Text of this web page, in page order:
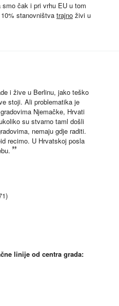
čak i pri vrhu EU u tom
stanovništva trajno živi u
i žive u Berlinu, jako teško
stoji. Ali problematika je
Njemačke, Hrvati
su stvarno taml došli
nemaju gdje raditi.
recimo. U Hrvatskoj posla
linije od centra grada: